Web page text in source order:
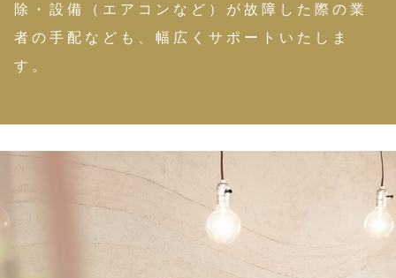
除・設備（エアコンなど）が故障した際の業
者の手配なども、幅広くサポートいたしま
す。